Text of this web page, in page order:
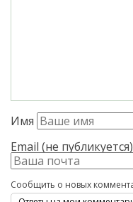
Имя
Email (не публикуется)
Сообщить о новых